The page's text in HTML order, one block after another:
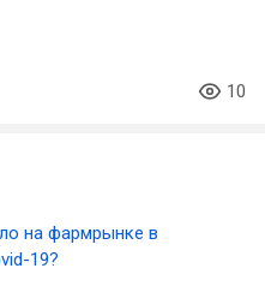
10
на фармрынке в
19?